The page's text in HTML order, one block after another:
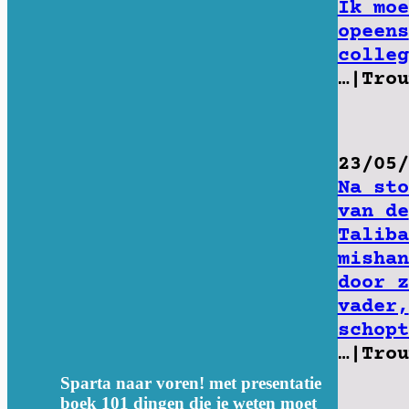
Sparta naar voren! met presentatie
boek 101 dingen die je weten moet
Ik
opeens
23/
Na
van de
door
vader,